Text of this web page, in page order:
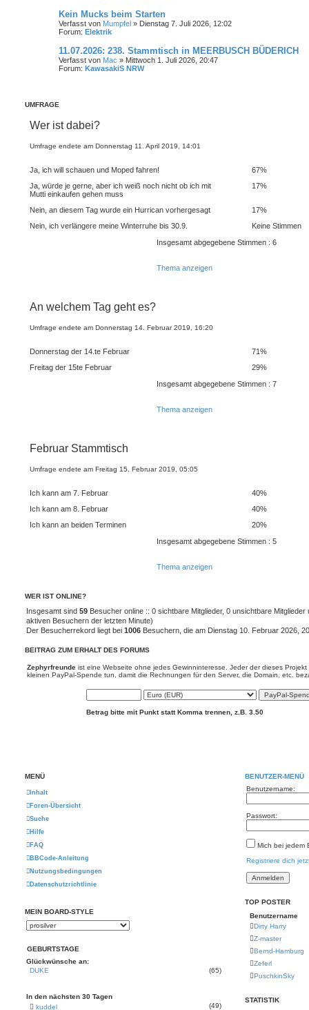
Kein Mucks beim Starten
Verfasst von Mumpfel » Dienstag 7. Juli 2026, 12:02
Forum: Elektrik
11.07.2026: 238. Stammtisch in MEERBUSCH BÜDERICH
Verfasst von Mac » Mittwoch 1. Juli 2026, 20:47
Forum: KawasakiS NRW
UMFRAGE
Wer ist dabei?
Umfrage endete am Donnerstag 11. April 2019, 14:01
Ja, ich will schauen und Moped fahren!
67%
Ja, würde je gerne, aber ich weiß noch nicht ob ich mit
Mutti einkaufen gehen muss
17%
Nein, an diesem Tag wurde ein Hurrican vorhergesagt
17%
Nein, ich verlängere meine Winterruhe bis 30.9.
Keine Stimmen
Insgesamt abgegebene Stimmen : 6
Thema anzeigen
An welchem Tag geht es?
Umfrage endete am Donnerstag 14. Februar 2019, 16:20
Donnerstag der 14.te Februar
71%
Freitag der 15te Februar
29%
Insgesamt abgegebene Stimmen : 7
Thema anzeigen
Februar Stammtisch
Umfrage endete am Freitag 15. Februar 2019, 05:05
Ich kann am 7. Februar
40%
Ich kann am 8. Februar
40%
Ich kann an beiden Terminen
20%
Insgesamt abgegebene Stimmen : 5
Thema anzeigen
WER IST ONLINE?
Insgesamt sind 59 Besucher online :: 0 sichtbare Mitglieder, 0 unsichtbare
aktiven Besuchern der letzten Minute)
Der Besucherrekord liegt bei 1006 Besuchern, die am Dienstag 10. Februar 2026,
BEITRAG ZUM ERHALT DES FORUMS
Zephyrfreunde ist eine Webseite ohne jedes Gewinninteresse. Jeder der dieses
kleinen PayPal-Spende tun, damit die Rechnungen für den Server, die Domain, etc.
Betrag bitte mit Punkt statt Komma trennen, z.B. 3.50
MENÜ
Inhalt
Foren-Übersicht
Suche
Hilfe
FAQ
BBCode-Anleitung
Nutzungsbedingungen
Datenschutzrichtlinie
MEIN BOARD-STYLE
GEBURTSTAGE
Glückwünsche an:
DUKE
(65)
In den nächsten 30 Tagen
kuddel
(49)
BENUTZER-MENÜ
Benutzername:
Passwort:
Mich bei jedem
Registriere dich
TOP POSTER
Benutzername
Dirty Harry
Z-master
Bernd-Hamburg
Zeferl
PuschkinSky
STATISTIK